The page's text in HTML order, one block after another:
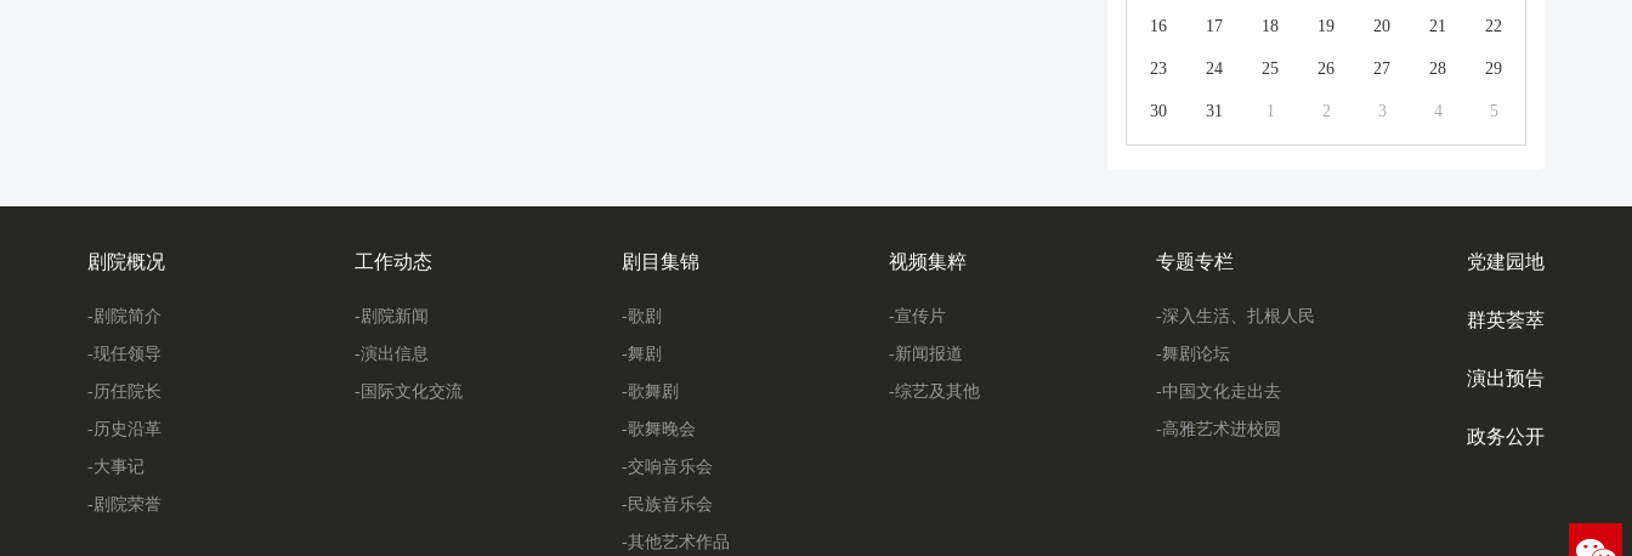
16 17 18 19 20 21 22
23 24 25 26 27 28 29
30 31 1 2 3 4 5
剧院概况
-剧院简介
-现任领导
-历任院长
-历史沿革
-大事记
-剧院荣誉
工作动态
-剧院新闻
-演出信息
-国际文化交流
剧目集锦
-歌剧
-舞剧
-歌舞剧
-歌舞晚会
-交响音乐会
-民族音乐会
-其他艺术作品
视频集粹
-宣传片
-新闻报道
-综艺及其他
专题专栏
-深入生活、扎根人民
-舞剧论坛
-中国文化走出去
-高雅艺术进校园
党建园地
群英荟萃
演出预告
政务公开